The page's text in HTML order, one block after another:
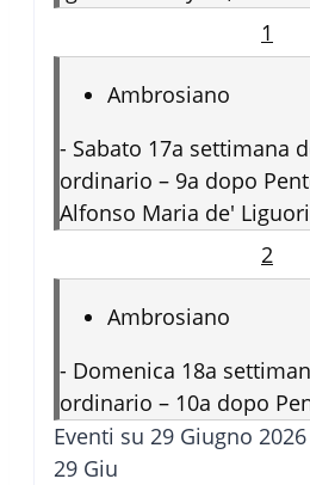
1
Ambrosiano
- Sabato 17a settimana
ordinario – 9a dopo
Alfonso Maria de'
2
Ambrosiano
- Domenica 18a
ordinario – 10a dopo
Eventi su 29 Giugno 2026
29 Giu